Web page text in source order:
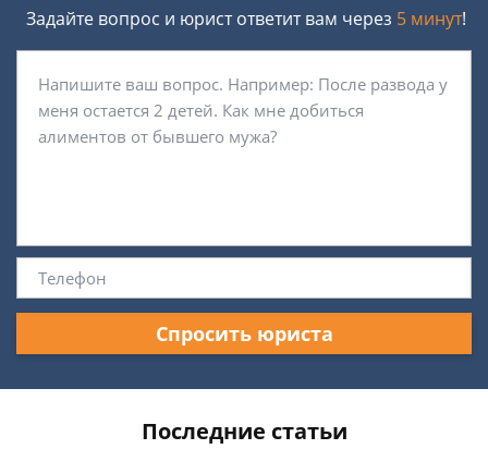
Задайте вопрос и юрист ответит вам через 5 минут!
Спросить юриста
Последние статьи